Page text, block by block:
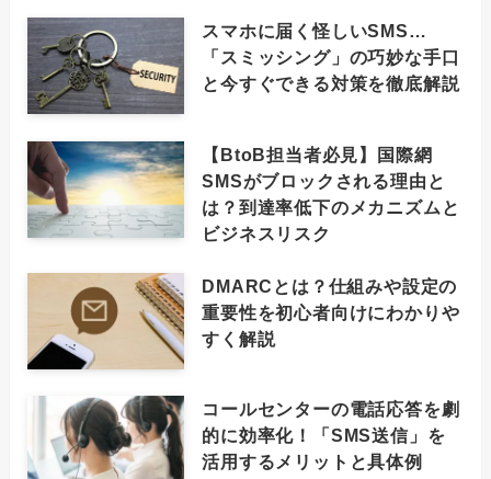
スマホに届く怪しいSMS…
「スミッシング」の巧妙な手口
と今すぐできる対策を徹底解説
【BtoB担当者必見】国際網
SMSがブロックされる理由と
は？到達率低下のメカニズムと
ビジネスリスク
DMARCとは？仕組みや設定の
重要性を初心者向けにわかりや
すく解説
コールセンターの電話応答を劇
的に効率化！「SMS送信」を
活用するメリットと具体例